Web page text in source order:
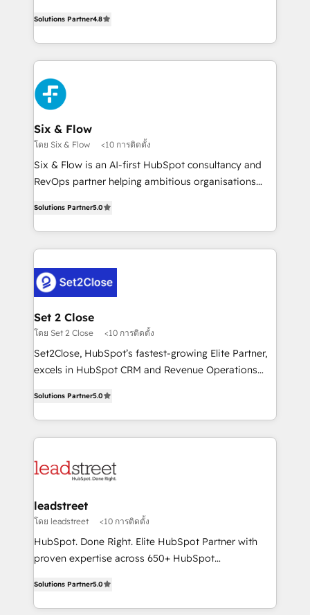
partners who will embed ourselves into your
business, processes and systems 🏢 We specialise in
complex use cases 🏆 CRM Implementation,
Platform Enablement, Custom Integration and
Certified
implementó. Trabajamos con un catálogo de +80
casos de uso: cada uno resuelve un problema
concreto de tu operación en HubSpot. La entrega
toma de 1 a 3 semanas por caso, abordamos varios
en paralelo cuando tiene sentido, y siempre
confirmamos resultados antes de seguir avanzando.
Empiezas a ver resultados antes de que termine el
mes. 🏆 HubSpot Partner of the Year 2022, máximo
reconocimiento del ecosistema. Elite Solutions
Partner, el nivel más alto. +700 clientes
Hospital ABC, Hogares Unión, Yves Rocher,
MacStore, Café Britt, Bella Piel, confiaron en
respuestas para empezar. Te ayudamos a identificar
el primer caso de uso que más impacto te dará.
días.
Solutions Partner4.8
Six & Flow
โดย Six & Flow <10 การติดตั้ง
Six & Flow is an AI-first HubSpot consultancy and
RevOps partner helping ambitious organisations
Operating across the UK, Netherlands, Ireland, and
Canada, we’ve delivered thousands of successful
HubSpot projects for mid-market and enterprise
combine HubSpot, data, and AI to design connected
go-to-market systems that align people, process,
and technology for predictable, scalable revenue
growth. Our expertise spans RevOps, CRM and data
architecture, AI enablement, and strategic marketing,
delivered through our proprietary FLAIR framework
Partner and ISO 27001:2022 certified consultancy,
we blend strategy, creativity, and technology to help
Solutions Partner5.0
Set 2 Close
โดย Set 2 Close <10 การติดตั้ง
Set2Close, HubSpot’s fastest-growing Elite Partner,
excels in HubSpot CRM and Revenue Operations
As a top HubSpot Elite Partner, we specialize in
custom HubSpot CRM solutions. Our experts design,
implement, and optimize systems to enhance user
marketing, and service teams. From setup to
management, and speed up deal closures. With 500+
projects completed, our Agile approach ensures your
HubSpot CRM drives measurable results. Our
RevOps services align your sales, marketing, and
optimize the revenue lifecycle—lead generation to
retention—by refining processes and eliminating
Solutions Partner5.0
leadstreet
โดย leadstreet <10 การติดตั้ง
HubSpot. Done Right. Elite HubSpot Partner with
proven expertise across 650+ HubSpot
experience, we help you use the HubSpot platform
to its fullest capacity, improve your current HubSpot
Solutions Partner5.0